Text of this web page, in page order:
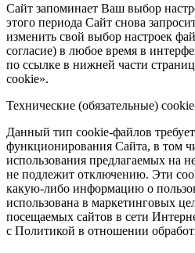
Сайт запоминает Ваш выбор
этого периода Сайт снова
изменить свой выбор настроек
согласие) в любое время в
по ссылке в нижней части
cookie».
Технические (обязательные)
Данный тип cookie-файлов
функционирования Сайта, в том
использования предлагаемых на
не подлежит отключению. Эти
какую-либо информацию о
использована в маркетинговых
посещаемых сайтов в сети
с Политикой в отношении